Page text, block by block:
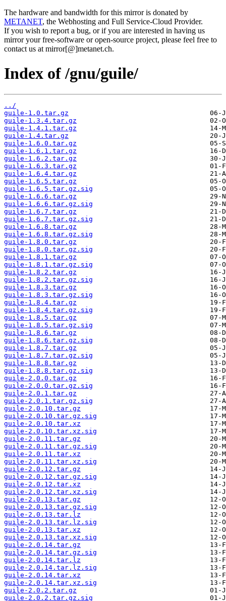
The hardware and bandwidth for this mirror is donated by
METANET, the Webhosting and Full Service-Cloud Provider.
If you wish to report a bug, or if you are interested in having us
mirror your free-software or open-source project, please feel free to
contact us at mirror[@]metanet.ch.
Index of /gnu/guile/
../
guile-1.0.tar.gz
guile-1.3.4.tar.gz
guile-1.4.1.tar.gz
guile-1.4.tar.gz
guile-1.6.0.tar.gz
guile-1.6.1.tar.gz
guile-1.6.2.tar.gz
guile-1.6.3.tar.gz
guile-1.6.4.tar.gz
guile-1.6.5.tar.gz
guile-1.6.5.tar.gz.sig
guile-1.6.6.tar.gz
guile-1.6.6.tar.gz.sig
guile-1.6.7.tar.gz
guile-1.6.7.tar.gz.sig
guile-1.6.8.tar.gz
guile-1.6.8.tar.gz.sig
guile-1.8.0.tar.gz
guile-1.8.0.tar.gz.sig
guile-1.8.1.tar.gz
guile-1.8.1.tar.gz.sig
guile-1.8.2.tar.gz
guile-1.8.2.tar.gz.sig
guile-1.8.3.tar.gz
guile-1.8.3.tar.gz.sig
guile-1.8.4.tar.gz
guile-1.8.4.tar.gz.sig
guile-1.8.5.tar.gz
guile-1.8.5.tar.gz.sig
guile-1.8.6.tar.gz
guile-1.8.6.tar.gz.sig
guile-1.8.7.tar.gz
guile-1.8.7.tar.gz.sig
guile-1.8.8.tar.gz
guile-1.8.8.tar.gz.sig
guile-2.0.0.tar.gz
guile-2.0.0.tar.gz.sig
guile-2.0.1.tar.gz
guile-2.0.1.tar.gz.sig
guile-2.0.10.tar.gz
guile-2.0.10.tar.gz.sig
guile-2.0.10.tar.xz
guile-2.0.10.tar.xz.sig
guile-2.0.11.tar.gz
guile-2.0.11.tar.gz.sig
guile-2.0.11.tar.xz
guile-2.0.11.tar.xz.sig
guile-2.0.12.tar.gz
guile-2.0.12.tar.gz.sig
guile-2.0.12.tar.xz
guile-2.0.12.tar.xz.sig
guile-2.0.13.tar.gz
guile-2.0.13.tar.gz.sig
guile-2.0.13.tar.lz
guile-2.0.13.tar.lz.sig
guile-2.0.13.tar.xz
guile-2.0.13.tar.xz.sig
guile-2.0.14.tar.gz
guile-2.0.14.tar.gz.sig
guile-2.0.14.tar.lz
guile-2.0.14.tar.lz.sig
guile-2.0.14.tar.xz
guile-2.0.14.tar.xz.sig
guile-2.0.2.tar.gz
guile-2.0.2.tar.gz.sig